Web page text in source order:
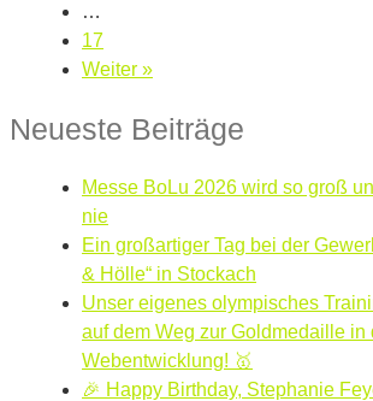
…
17
Weiter »
Neueste Beiträge
Messe BoLu 2026 wird so groß
nie
Ein großartiger Tag bei der
& Hölle“ in Stockach
Unser eigenes olympisches
auf dem Weg zur Goldmedaille in
Webentwicklung! 🥇
🎉 Happy Birthday, Stephanie